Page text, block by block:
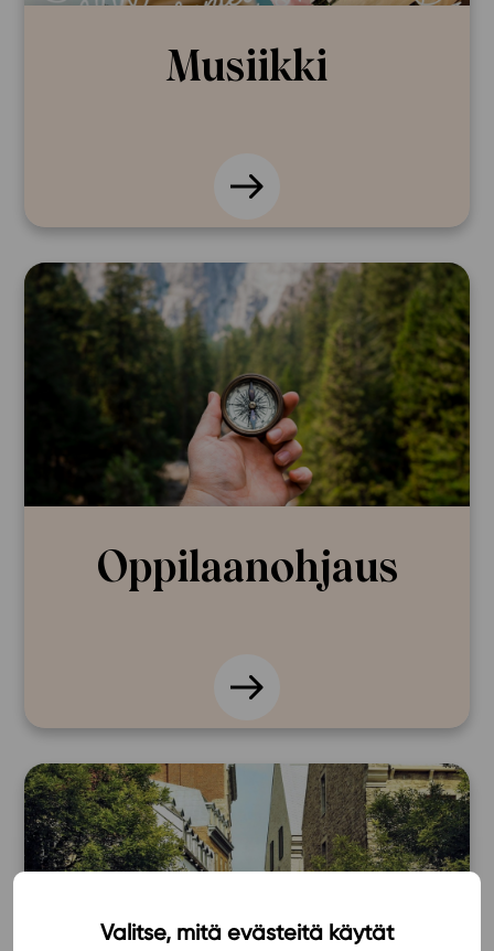
Valitse, mitä evästeitä käytät
Musiikki
Oppilaan­ohjaus